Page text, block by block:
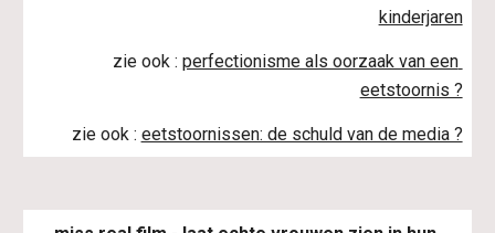
kinderjaren
zie ook : perfectionisme als oorzaak van een
eetstoornis ?
zie ook : eetstoornissen: de schuld van de media ?